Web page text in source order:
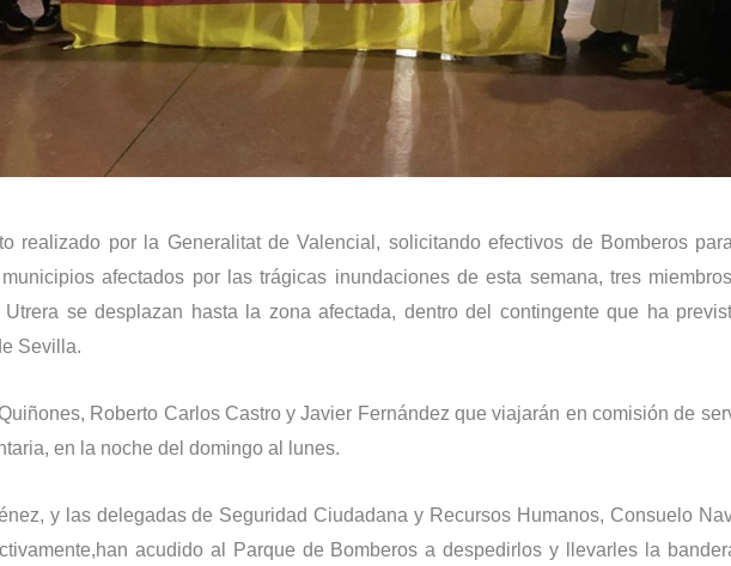
realizado por la Generalitat de Valencial, solicitando efectivos de Bomberos
afectados por las trágicas inundaciones de esta semana, tres
se desplazan hasta la zona afectada, dentro del contingente que ha
Sevilla.
Roberto Carlos Castro y Javier Fernández que viajarán en comisión de
en la noche del domingo al lunes.
y las delegadas de Seguridad Ciudadana y Recursos Humanos, Consuelo
acudido al Parque de Bomberos a despedirlos y llevarles la